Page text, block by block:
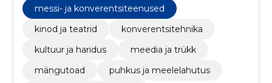
kino, kontsert
messi- ja konverentsiteenused
kinod ja teatrid
konverentsitehnika
kultuur ja haridus
meedia ja trükk
mängutoad
puhkus ja meelelahutus